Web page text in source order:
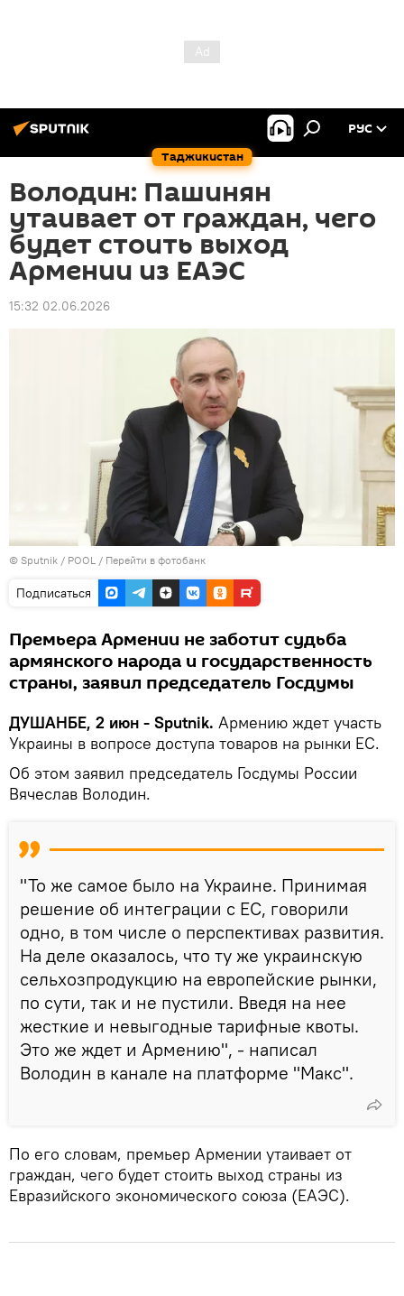
Таджикистан
РУС
Володин: Пашинян
утаивает от граждан, чего
будет стоить выход
Армении из ЕАЭС
15:32 02.06.2026
© Sputnik / POOL / Перейти в фотобанк
Подписаться
Премьера Армении не заботит судьба
армянского народа и государственность
страны, заявил председатель Госдумы
ДУШАНБЕ, 2 июн - Sputnik. Армению ждет участь
Украины в вопросе доступа товаров на рынки ЕС.
Об этом заявил председатель Госдумы России
Вячеслав Володин.
"То же самое было на Украине. Принимая
решение об интеграции с ЕС, говорили
одно, в том числе о перспективах развития.
На деле оказалось, что ту же украинскую
сельхозпродукцию на европейские рынки,
по сути, так и не пустили. Введя на нее
жесткие и невыгодные тарифные квоты.
Это же ждет и Армению", - написал
Володин в канале на платформе "Макс".
По его словам, премьер Армении утаивает от
граждан, чего будет стоить выход страны из
Евразийского экономического союза (ЕАЭС).